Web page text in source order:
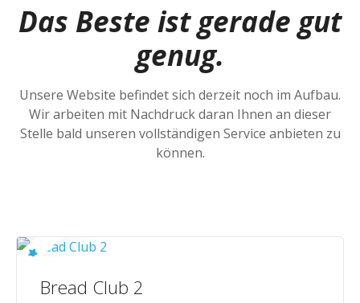
Das Beste ist gerade gut
genug.
Unsere Website befindet sich derzeit noch im Aufbau.
Wir arbeiten mit Nachdruck daran Ihnen an dieser
Stelle bald unseren vollständigen Service anbieten zu
können.
Bread Club 2